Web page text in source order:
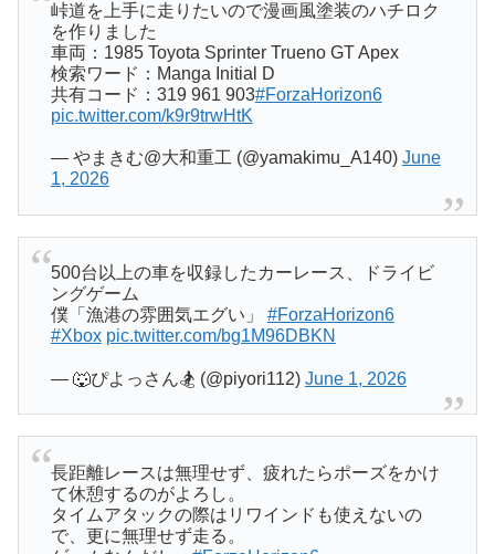
峠道を上手に走りたいので漫画風塗装のハチロク
を作りました
車両：1985 Toyota Sprinter Trueno GT Apex
検索ワード：Manga Initial D
共有コード：319 961 903#ForzaHorizon6
pic.twitter.com/k9r9trwHtK
— やまきむ@大和重工 (@yamakimu_A140) June
1, 2026
500台以上の車を収録したカーレース、ドライビ
ングゲーム
僕「漁港の雰囲気エグい」 #ForzaHorizon6
#Xbox pic.twitter.com/bg1M96DBKN
— 🐺ぴよっさん🏂 (@piyori112) June 1, 2026
長距離レースは無理せず、疲れたらポーズをかけ
て休憩するのがよろし。
タイムアタックの際はリワインドも使えないの
で、更に無理せず走る。